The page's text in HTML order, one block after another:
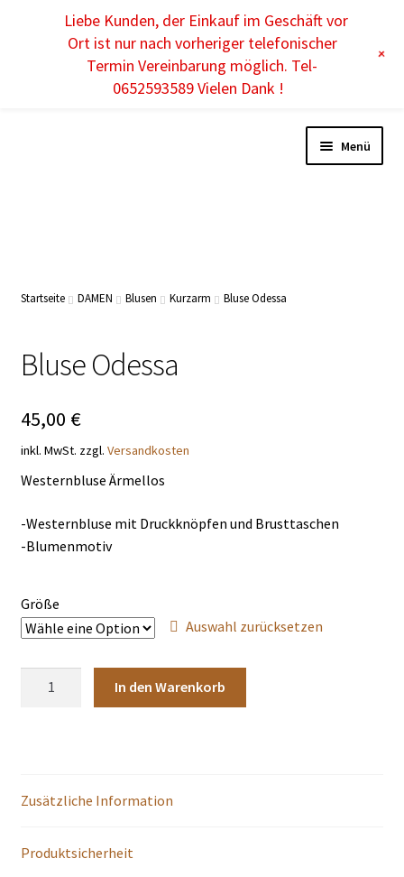
Menü
ACCESSOIRES
THEMENWELTEN
DE EN
Startseite DAMEN Blusen Kurzarm Bluse Odessa
Bluse Odessa
45,00 €
inkl. MwSt. zzgl. Versandkosten
Westernbluse Ärmellos
-Westernbluse mit Druckknöpfen und Brusttaschen
-Blumenmotiv
Größe
Auswahl zurücksetzen
In den Warenkorb
Zusätzliche Information
Produktsicherheit
Liebe Kunden, der Einkauf im Geschäft vor
Ort ist nur nach vorheriger telefonischer
Termin Vereinbarung möglich. Tel-
0652593589 Vielen Dank !
+
DE